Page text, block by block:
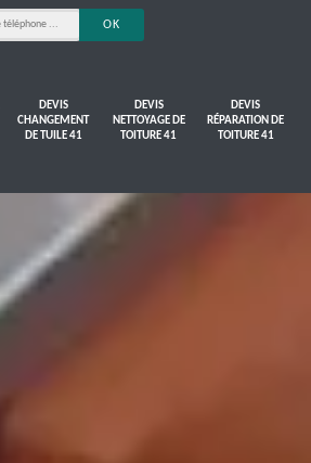
DEVIS
CHANGEMENT
DE TUILE 41
DEVIS
NETTOYAGE DE
TOITURE 41
DEVIS
RÉPARATION DE
TOITURE 41